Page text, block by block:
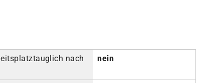
nach
nein